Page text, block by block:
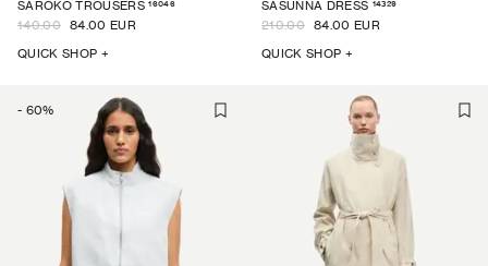
SAROKO TROUSERS 16046
140.00 84.00 EUR
QUICK SHOP +
SASUNNA DRESS 14329
210.00 84.00 EUR
QUICK SHOP +
- 60%